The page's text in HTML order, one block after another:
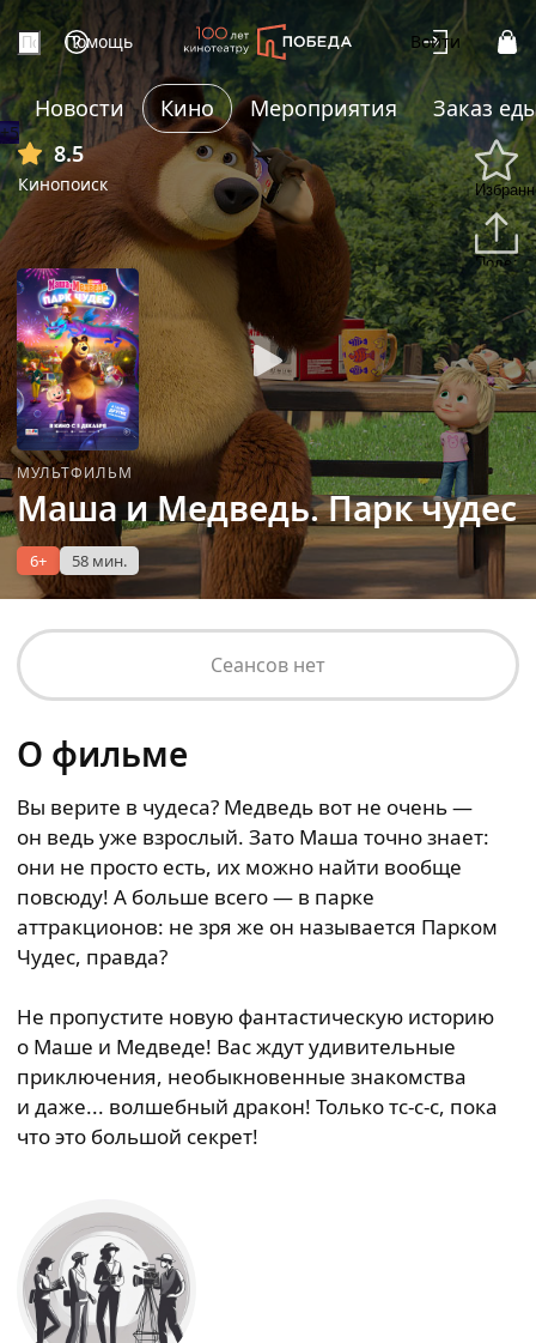
Помощь Войти
Новости Кино Мероприятия
Заказ
8.5
Кинопоиск
+5
МУЛЬТФИЛЬМ
Маша и Медведь. Парк чудес
6+ 58 мин.
Сеансов нет
О фильме
Вы верите в чудеса? Медведь вот не очень —
он ведь уже взрослый. Зато Маша точно знает:
они не просто есть, их можно найти вообще
повсюду! А больше всего — в парке
аттракционов: не зря же он называется Парком
Чудес, правда?
Не пропустите новую фантастическую историю
о Маше и Медведе! Вас ждут удивительные
приключения, необыкновенные знакомства
и даже... волшебный дракон! Только тс-с-с, пока
что это большой секрет!